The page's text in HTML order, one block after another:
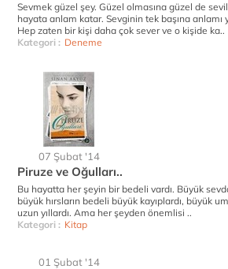
Sevmek güzel şey. Güzel olmasına güzel de
hayata anlam katar. Sevginin tek başına anlamı
Hep zaten bir kişi daha çok sever ve o kişide ka..
Kategori : Deneme
07 Şubat '14
Piruze ve Oğulları..
Bu hayatta her şeyin bir bedeli vardı. Büyük
büyük hırsların bedeli büyük kayıplardı, büyük
uzun yıllardı. Ama her şeyden önemlisi ..
Kategori : Kitap
01 Şubat '14